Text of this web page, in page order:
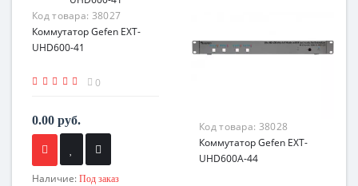
Код товара: 38027
Коммутатор Gefen EXT-
UHD600-41
0
0.00 руб.
Наличие: Под заказ
Код товара: 38028
Коммутатор Gefen EXT-
UHD600A-44